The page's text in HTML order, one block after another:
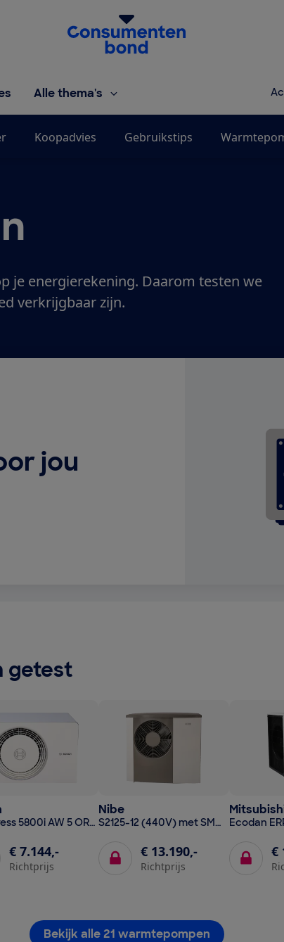
Homepage van de Consumentenbond
Alle thema's
Koopadvies Gebruikstips
je energierekening. Daarom testen we
verkrijgbaar zijn.
jou
getest
Compress 5800i AW 5 OR-S met Compress 5800i AW 12 E
€ 7.144,-
Richtprijs
Nibe
S2125-12 (440V) met SMO 40
€ 13.190,-
Richtprijs
€
Bekijk alle 21 warmtepompen